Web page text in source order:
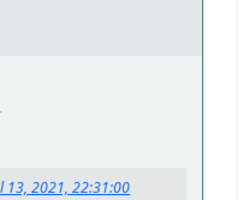
13, 2021, 22:31:00